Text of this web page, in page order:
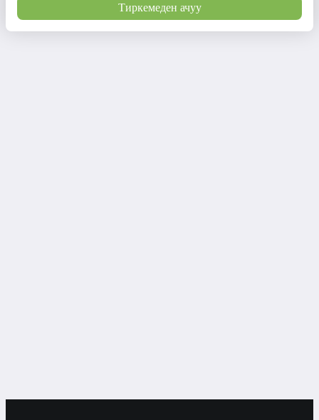
Тиркемеден ачуу